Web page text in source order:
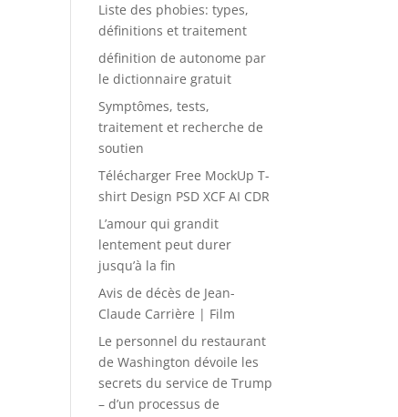
Liste des phobies: types,
définitions et traitement
définition de autonome par
le dictionnaire gratuit
Symptômes, tests,
traitement et recherche de
soutien
Télécharger Free MockUp T-
shirt Design PSD XCF AI CDR
L’amour qui grandit
lentement peut durer
jusqu’à la fin
Avis de décès de Jean-
Claude Carrière | Film
Le personnel du restaurant
de Washington dévoile les
secrets du service de Trump
– d’un processus de